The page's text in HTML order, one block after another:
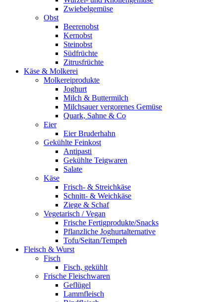
Zwiebelgemüse
Obst
Beerenobst
Kernobst
Steinobst
Südfrüchte
Zitrusfrüchte
Käse & Molkerei
Molkereiprodukte
Joghurt
Milch & Buttermilch
Milchsauer vergorenes Gemüse
Quark, Sahne & Co
Eier
Eier Bruderhahn
Gekühlte Feinkost
Antipasti
Gekühlte Teigwaren
Salate
Käse
Frisch- & Streichkäse
Schnitt- & Weichkäse
Ziege & Schaf
Vegetarisch / Vegan
Frische Fertigprodukte/Snacks
Pflanzliche Joghurtalternative
Tofu/Seitan/Tempeh
Fleisch & Wurst
Fisch
Fisch, gekühlt
Frische Fleischwaren
Geflügel
Lammfleisch